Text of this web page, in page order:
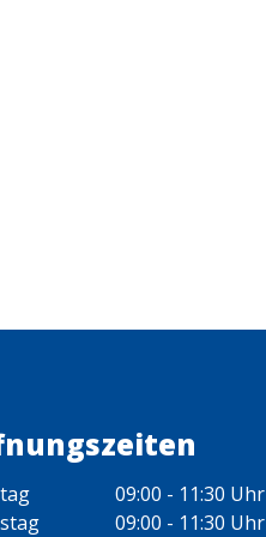
09:00 - 11:30 Uhr
09:00 - 11:30 Uhr